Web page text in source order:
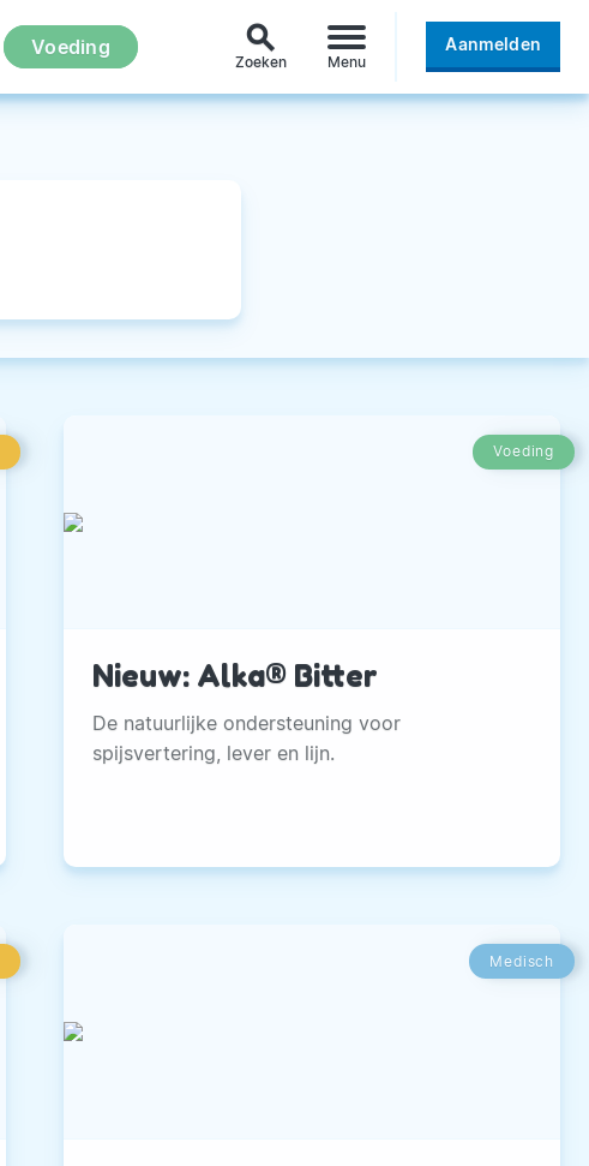
Voeding search
Zoeken Menu
Aanmelden
Voeding
Nieuw: Alka® Bitter
De natuurlijke ondersteuning voor
spijsvertering, lever en lijn.
Medisch